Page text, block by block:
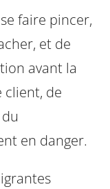
faire pincer,
et de
avant la
client, de
en danger.